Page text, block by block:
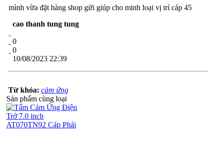
mình vừa đặt hàng shop gửi giúp cho minh loại vị trí cáp 45
cao thanh tung tung
0
0
10/08/2023 22:39
Từ khóa: cảm ứng
Sản phẩm cùng loại